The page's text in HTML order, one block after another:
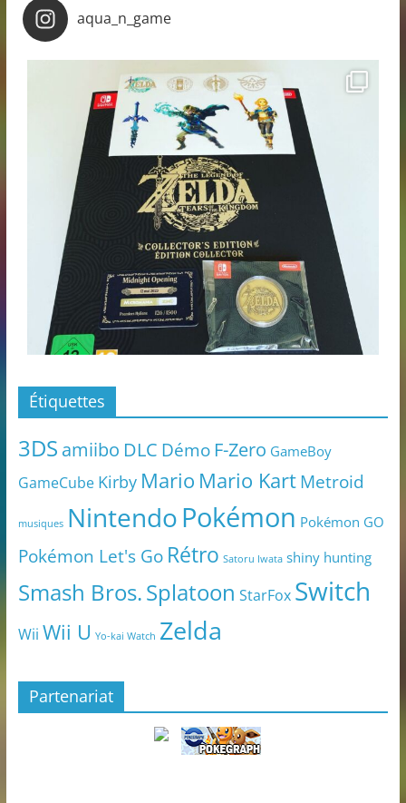
aqua_n_game
Étiquettes
3DS amiibo DLC Démo F-Zero GameBoy
GameCube Kirby Mario Mario KartMetroid
musiques NintendoPokémon Pokémon GO
Pokémon Let's Go Rétro Satoru Iwata shiny hunting
Smash Bros.Splatoon StarFox Switch
Wii Wii U Yo-kai Watch Zelda
Partenariat